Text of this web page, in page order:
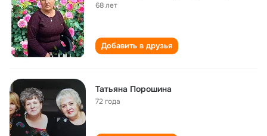
68 лет
Добавить в друзья
Татьяна Порошина
72 года